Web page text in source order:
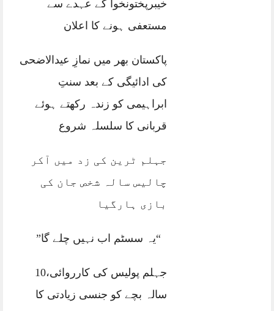
خیبرپختونخوا کے عہدے سے
مستعفی ہونے کا اعلان
پاکستان بھر میں نمازِ عیدالاضحی
کی ادائیگی کے بعد سنتِ
ابراہیمی کو زندہ رکھتے ہوئے
قربانی کا سلسلہ شروع
جہلم ٹرین کی زد میں آکر
چالیس سالہ شخص جان کی
بازی ہارگیا
“یہ سسٹم اب نہیں چلے گا”
جہلم پولیس کی کارروائی،10
سالہ بچے کو جنسی زیادتی کا